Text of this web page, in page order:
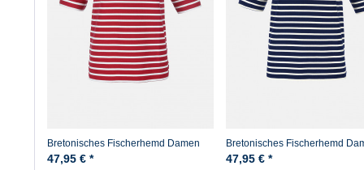
Bretonisches Fischerhemd Damen
Kurzarm - rot/weissgestreift
47,95 € *
Bretonisches Fischerhemd
Kurzarm - blau/ecrugestreift
47,95 € *